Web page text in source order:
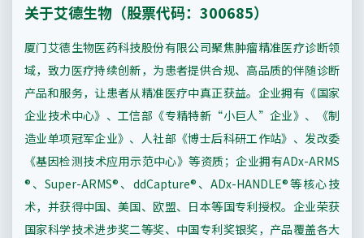
关于艾德生物（股票代码：300685）
厦门艾德生物医药科技股份有限公司聚焦肿瘤精准医疗诊断领
域，致力医疗持续创新，为患者提供合规、高品质的伴随诊断
产品和服务，让患者从精准医疗中真正获益。企业拥有《国家
企业技术中心》、工信部《专精特新“小巨人”企业》、《制
造业单项冠军企业》、人社部《博士后科研工作站》、发改委
《基因检测技术应用示范中心》等资质；企业拥有ADx-ARMS
®、Super-ARMS®、ddCapture®、ADx-HANDLE®等核心技
术，并获得中国、美国、欧盟、日本等国专利授权。企业荣获
国家科学技术进步奖二等奖、中国专利奖银奖，产品覆盖各大